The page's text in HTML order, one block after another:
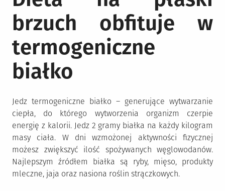
brzuch obfituje w
termogeniczne
białko
Jedz termogeniczne białko – generujące wytwarzanie
ciepła, do którego wytworzenia organizm czerpie
energię z kalorii. Jedz 2 gramy białka na każdy kilogram
masy ciała. W dni wzmożonej aktywności fizycznej
możesz zwiększyć ilość spożywanych węglowodanów.
Najlepszym źródłem białka są ryby, mięso, produkty
mleczne, jaja oraz nasiona roślin strączkowych.